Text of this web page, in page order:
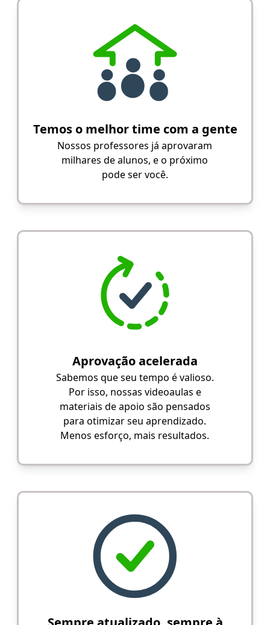
Temos o melhor time com a gente
Nossos professores já aprovaram
milhares de alunos, e o próximo
pode ser você.
Aprovação acelerada
Sabemos que seu tempo é valioso.
Por isso, nossas videoaulas e
materiais de apoio são pensados
para otimizar seu aprendizado.
Menos esforço, mais resultados.